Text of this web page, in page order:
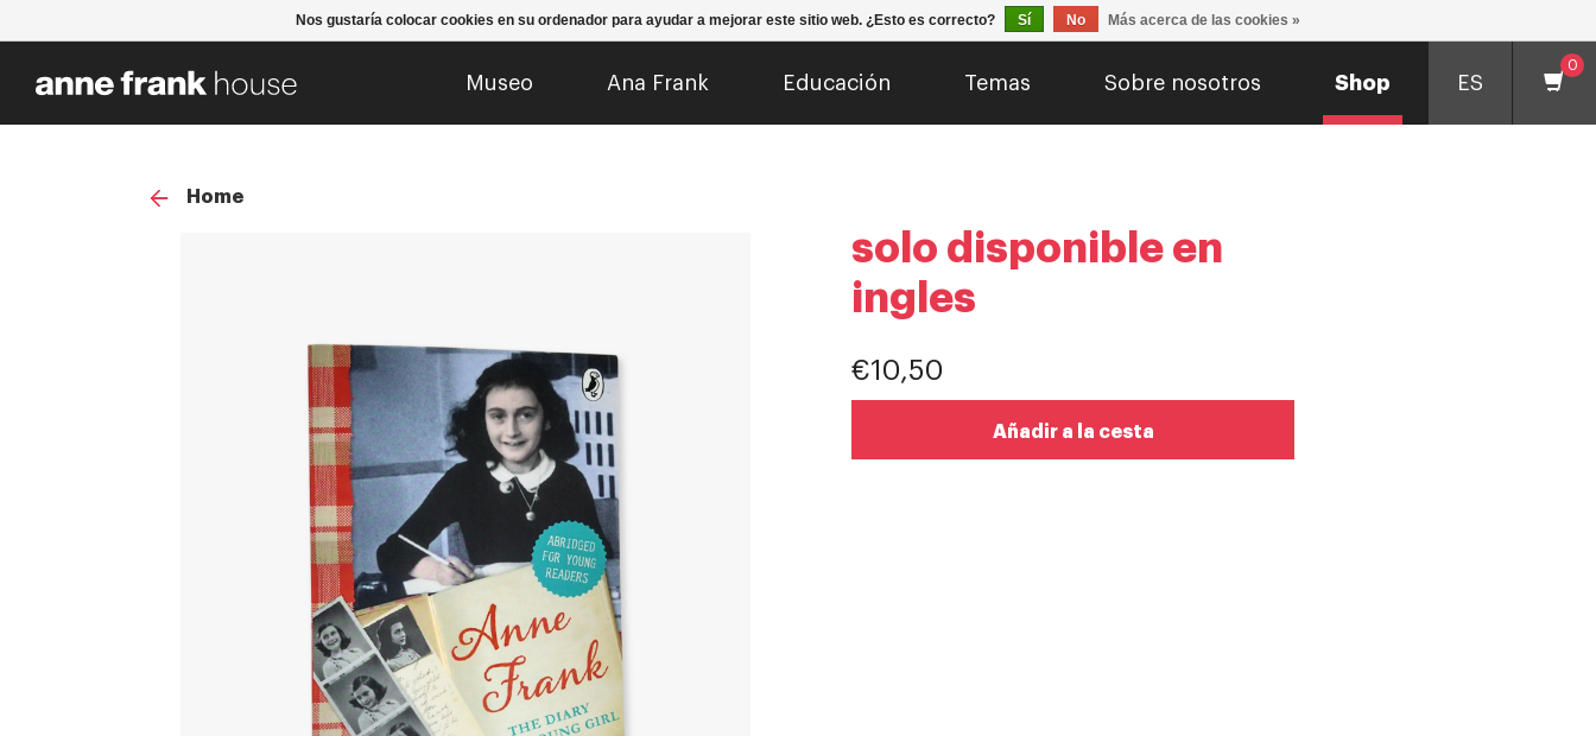
Museo Ana Frank Educación Temas Sobre nosotros Shop ES
0
Home
solo disponible en
ingles
€10,50
Añadir a la cesta
Nos gustaría colocar cookies en su ordenador para ayudar a mejorar este sitio web. ¿Esto es correcto? Sí No Más acerca de las cookies »